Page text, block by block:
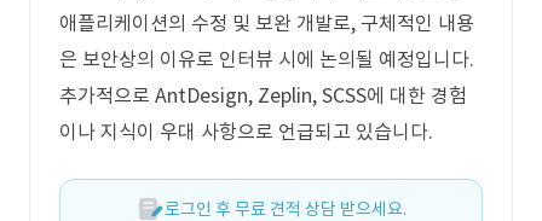
애플리케이션의 수정 및 보완 개발로, 구체적인 내용
은 보안상의 이유로 인터뷰 시에 논의될 예정입니다.
추가적으로 AntDesign, Zeplin, SCSS에 대한 경험
이나 지식이 우대 사항으로 언급되고 있습니다.
로그인 후 무료 견적 상담 받으세요.